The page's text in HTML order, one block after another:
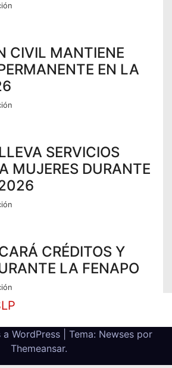
CIVIL MANTIENE
EN LA
SERVICIOS
MUJERES DURANTE
CRÉDITOS Y
LA FENAPO
a WordPress
Tema: Newses por
Themeansar.